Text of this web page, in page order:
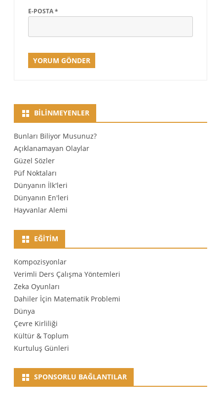
E-POSTA*
BILINMEYENLER
Bunları Biliyor Musunuz?
Açıklanamayan Olaylar
Güzel Sözler
Püf Noktaları
Dünyanın İlk'leri
Dünyanın En'leri
Hayvanlar Alemi
EĞITIM
Kompozisyonlar
Verimli Ders Çalışma Yöntemleri
Zeka Oyunları
Dahiler İçin Matematik Problemi
Dünya
Çevre Kirliliği
Kültür & Toplum
Kurtuluş Günleri
SPONSORLU BAĞLANTILAR